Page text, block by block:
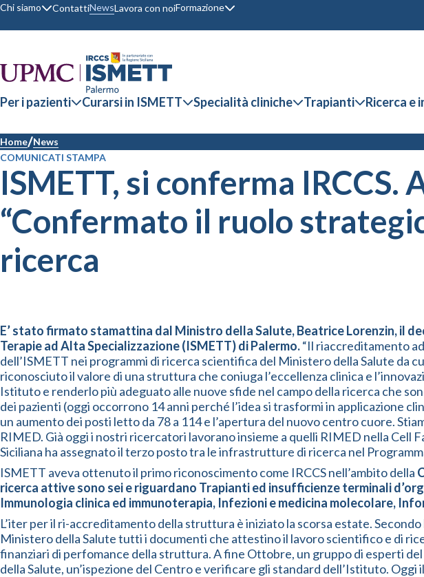
Chi siamo ContattiNewsLavora con noiFormazione
Per i pazienti Curarsi in ISMETT Specialità cliniche Trapianti Ricerca e
Home News
COMUNICATI STAMPA
ISMETT, si conferma
“Confermato il ruolo
ricerca
E’ stato firmato stamattina dal Ministro della Salute, Beatrice Lorenzin, il
Terapie ad Alta Specializzazione (ISMETT) di Palermo.“Il riaccreditamento
dell’ISMETT nei programmi di ricerca scientifica del Ministero della Salute da
riconosciuto il valore di una struttura che coniuga l’eccellenza clinica e
Istituto e renderlo più adeguato alle nuove sfide nel campo della ricerca che
dei pazienti (oggi occorrono 14 anni perché l’idea si trasformi in applicazione
un aumento dei posti letto da 78 a 114 e l’apertura del nuovo centro cuore.
RIMED. Già oggi i nostri ricercatori lavorano insieme a quelli RIMED nella
Siciliana ha assegnato il terzo posto tra le infrastrutture di ricerca nel
ISMETT aveva ottenuto il primo riconoscimento come IRCCS nell’ambito della
ricerca attive sono sei e riguardano Trapianti ed insufficienze terminali
Immunologia clinica ed immunoterapia, Infezioni e medicina molecolare,
L’iter per il ri-accreditamento della struttura è iniziato la scorsa estate.
Ministero della Salute tutti i documenti che attestino il lavoro scientifico e di
finanziari di perfomance della struttura. A fine Ottobre, un gruppo di esperti
della Salute, un’ispezione del Centro e verificare gli standard dell’Istituto.